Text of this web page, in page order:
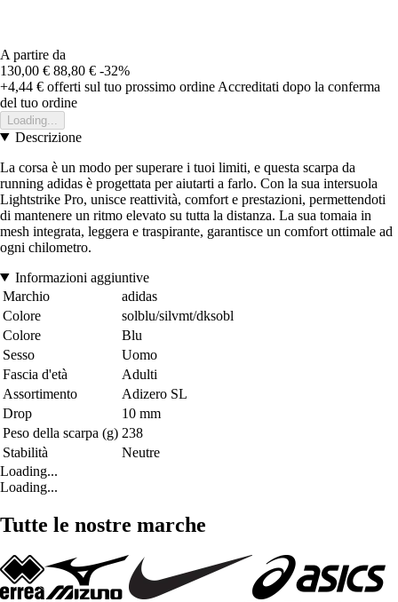
A partire da
130,00 € 88,80 € -32%
+4,44 € offerti sul tuo prossimo ordine Accreditati dopo la conferma
del tuo ordine
Loading...
Descrizione
La corsa è un modo per superare i tuoi limiti, e questa scarpa da
running adidas è progettata per aiutarti a farlo. Con la sua intersuola
Lightstrike Pro, unisce reattività, comfort e prestazioni, permettendoti
di mantenere un ritmo elevato su tutta la distanza. La sua tomaia in
mesh integrata, leggera e traspirante, garantisce un comfort ottimale ad
ogni chilometro.
Informazioni aggiuntive
Marchio
adidas
Colore
solblu/silvmt/dksobl
Colore
Blu
Sesso
Uomo
Fascia d'età
Adulti
Assortimento
Adizero SL
Drop
10 mm
Peso della scarpa (g) 238
Stabilità
Neutre
Loading...
Loading...
Tutte le nostre marche